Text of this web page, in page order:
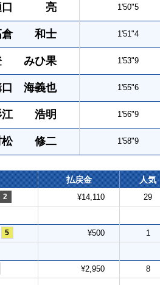
口 亮 1'50"5
倉 和士 1'51"4
みひ果 1'53"9
口 海義也 1'55"6
江 浩明 1'56"9
松 修二 1'58"9
払戻金 人気
2 ¥14,110 29
5 ¥500 1
¥2,950 8